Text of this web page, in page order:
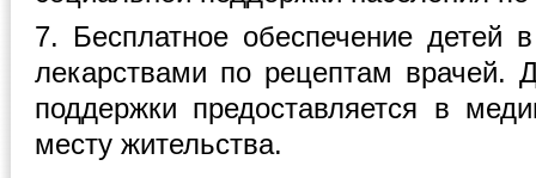
7. Бесплатное обеспечение детей
лекарствами по рецептам врачей.
поддержки предоставляется в
месту жительства.